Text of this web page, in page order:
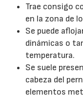
Trae consigo
en la zona de
Se puede
dinámicas o
temperatura.
Se suele
cabeza del
elementos